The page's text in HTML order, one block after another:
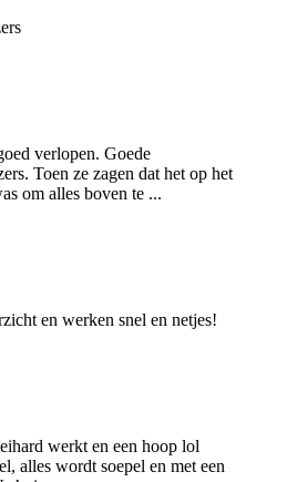
verlopen. Goede
Toen ze zagen dat het op het
om alles boven te ...
en werken snel en netjes!
werkt en een hoop lol
alles wordt soepel en met een